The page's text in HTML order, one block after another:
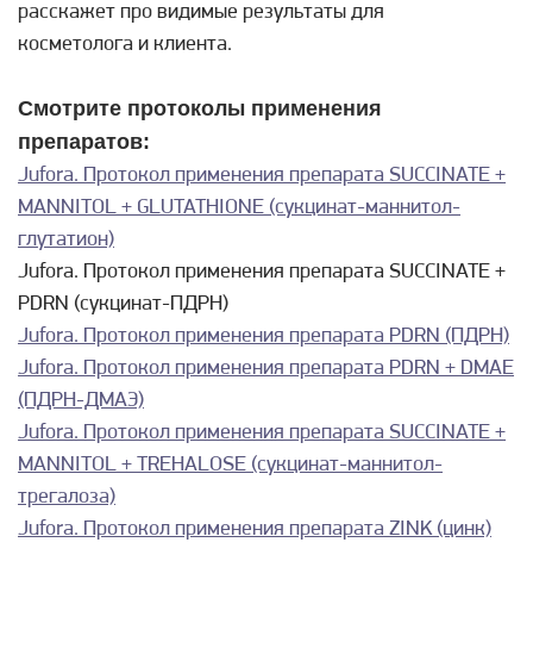
расскажет про видимые результаты для
косметолога и клиента.
Смотрите протоколы применения
препаратов:
Jufora. Протокол применения препарата SUCCINATE +
MANNITOL + GLUTATHIONE (сукцинат-маннитол-
глутатион)
Jufora. Протокол применения препарата SUCCINATE +
PDRN (сукцинат-ПДРН)
Jufora. Протокол применения препарата PDRN (ПДРН)
Jufora. Протокол применения препарата PDRN + DMAE
(ПДРН-ДМАЭ)
Jufora. Протокол применения препарата SUCCINATE +
MANNITOL + TREHALOSE (сукцинат-маннитол-
трегалоза)
Jufora. Протокол применения препарата ZINK (цинк)